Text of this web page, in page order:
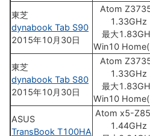
東芝
dynabook Tab S90
2015年10月30日
Atom
1.33GHz
最大
Win10
東芝
dynabook Tab S80
2015年10月30日
Atom
1.33GHz
最大
Win10
ASUS
TransBook T100HA
Atom x5-
1.44GHz